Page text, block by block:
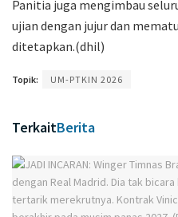
Panitia juga mengimbau
ujian dengan jujur dan
ditetapkan.(dhil)
Topik: UM-PTKIN 2026
TerkaitBerita